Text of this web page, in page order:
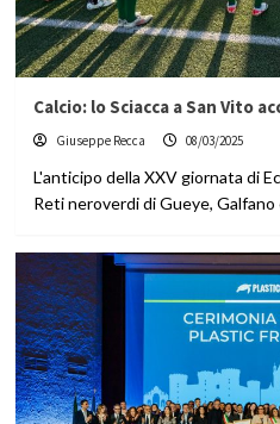
Calcio: lo Sciacca a San Vito
Giuseppe Recca 08/03/2025
L'anticipo della XXV giornata di
Reti neroverdi di Gueye, Galfano